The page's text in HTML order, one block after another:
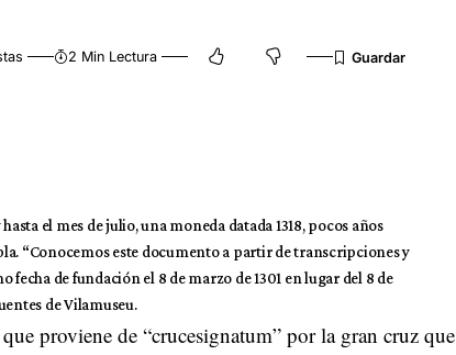
2 Min Lectura
el mes de julio, una moneda datada 1318, pocos años
“Conocemos este documento a partir de transcripciones y
de fundación el 8 de marzo de 1301 en lugar del 8 de
de Vilamuseu.
proviene de “crucesignatum” por la gran cruz que